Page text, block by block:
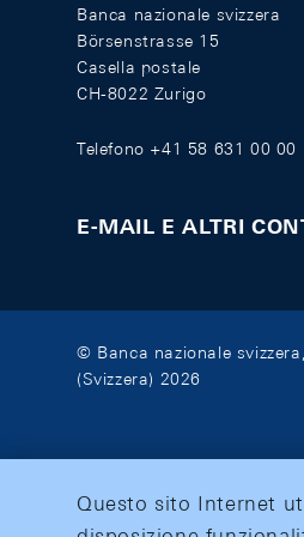
Banca nazionale svizzera
Börsenstrasse 15
Casella postale
CH-8022 Zurigo
Telefono +41 58 631 00 00
E-MAIL E ALTRI
© Banca nazionale
(Svizzera) 2026
Questo sito Internet